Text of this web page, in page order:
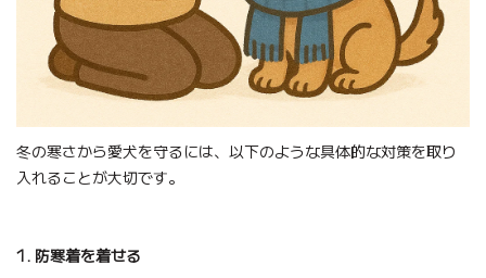
冬の寒さから愛犬を守るには、以下のような具体的な対策を取り
入れることが大切です。
1. 防寒着を着せる